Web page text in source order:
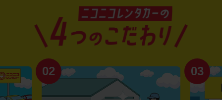
02 03